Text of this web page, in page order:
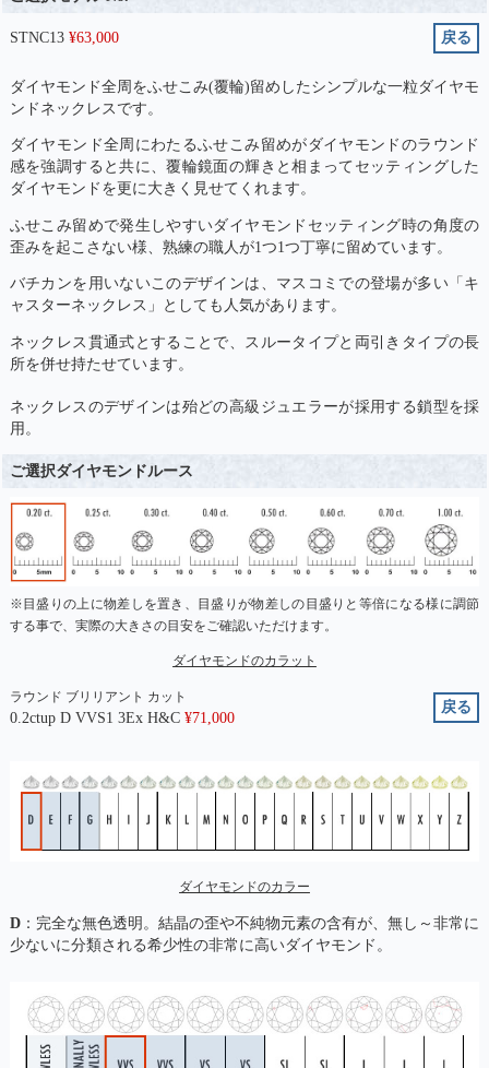
STNC13 ¥63,000 戻る
ダイヤモンド全周をふせこみ(覆輪)留めしたシンプルな一粒ダイヤモ
ンドネックレスです。
ダイヤモンド全周にわたるふせこみ留めがダイヤモンドのラウンド
感を強調すると共に、覆輪鏡面の輝きと相まってセッティングした
ダイヤモンドを更に大きく見せてくれます。
ふせこみ留めで発生しやすいダイヤモンドセッティング時の角度の
歪みを起こさない様、熟練の職人が1つ1つ丁寧に留めています。
バチカンを用いないこのデザインは、マスコミでの登場が多い「キ
ャスターネックレス」としても人気があります。
ネックレス貫通式とすることで、スルータイプと両引きタイプの長
所を併せ持たせています。
ネックレスのデザインは殆どの高級ジュエラーが採用する鎖型を採
用。
ご選択ダイヤモンドルース
※目盛りの上に物差しを置き、目盛りが物差しの目盛りと等倍になる様に調節
する事で、実際の大きさの目安をご確認いただけます。
ダイヤモンドのカラット
ラウンド ブリリアント カット
0.2ctup D VVS1 3Ex H&C ¥71,000
戻る
ダイヤモンドのカラー
D：完全な無色透明。結晶の歪や不純物元素の含有が、無し～非常に
少ないに分類される希少性の非常に高いダイヤモンド。